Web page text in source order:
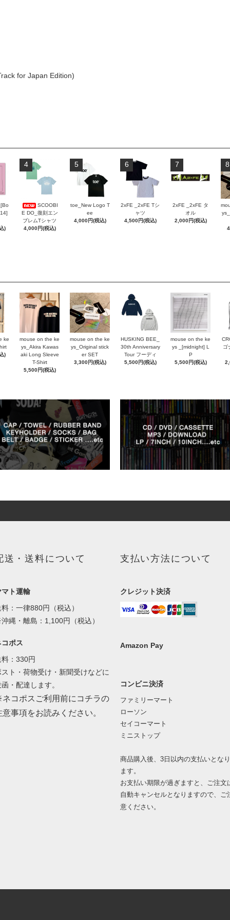
for Japan Edition)
)
4
SCOOBI
E DO_復刻エン
ブレムTシャツ
4,000円(税込)
5
toe_New Logo T
ee
4,000円(税込)
6
2xFE _2xFE Tシ
ャツ
4,500円(税込)
7
2xFE _2xFE タ
オル
2,000円(税込)
8
ke
)
mouse on the ke
ys_Akira Kawas
aki Long Sleeve
T-Shirt
5,500円(税込)
mouse on the ke
ys_Original stick
er SET
3,300円(税込)
HUSKING BEE_
30th Anniversary
Tour フーディ
5,500円(税込)
mouse on the ke
ys _[midnight] L
P
5,500円(税込)
ゴ
送・送料について
マト運輸
：一律880円（税込）
縄・離島：1,100円（税込）
コポス
料：330円
スト・荷物受け・新聞受けなどに
・配達します。
コポスご利用前にコチラの
意事項をお読みください。
支払い方法について
クレジット決済
Amazon Pay
コンビニ決済
ファミリーマート
ローソン
セイコーマート
ミニストップ
商品購入後、3日以内の支払いとなり
ます。
お支払い期限が過ぎますと、ご注文
自動キャンセルとなりますので、ご
意ください。